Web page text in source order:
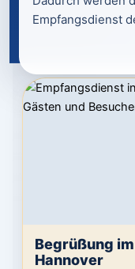
Empfangsdienst
Begrüßung
Hannover